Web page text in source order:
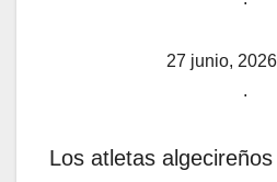
27 junio,
.
Los atletas algecireños